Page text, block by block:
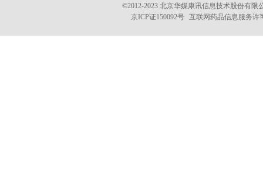
©2012-2023 北京华媒康讯信息技术股份有限
京ICP证150092号
互联网药品信息服务许